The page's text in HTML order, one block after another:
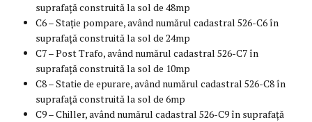
suprafață construită la sol de 48mp
C6 – Stație pompare, având numărul cadastral 526-C6 în
suprafață construită la sol de 24mp
C7 – Post Trafo, având numărul cadastral 526-C7 în
suprafață construită la sol de 10mp
C8 – Statie de epurare, având numărul cadastral 526-C8 în
suprafață construită la sol de 6mp
C9 – Chiller, având numărul cadastral 526-C9 în suprafață